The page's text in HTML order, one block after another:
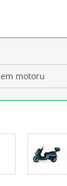
motoru